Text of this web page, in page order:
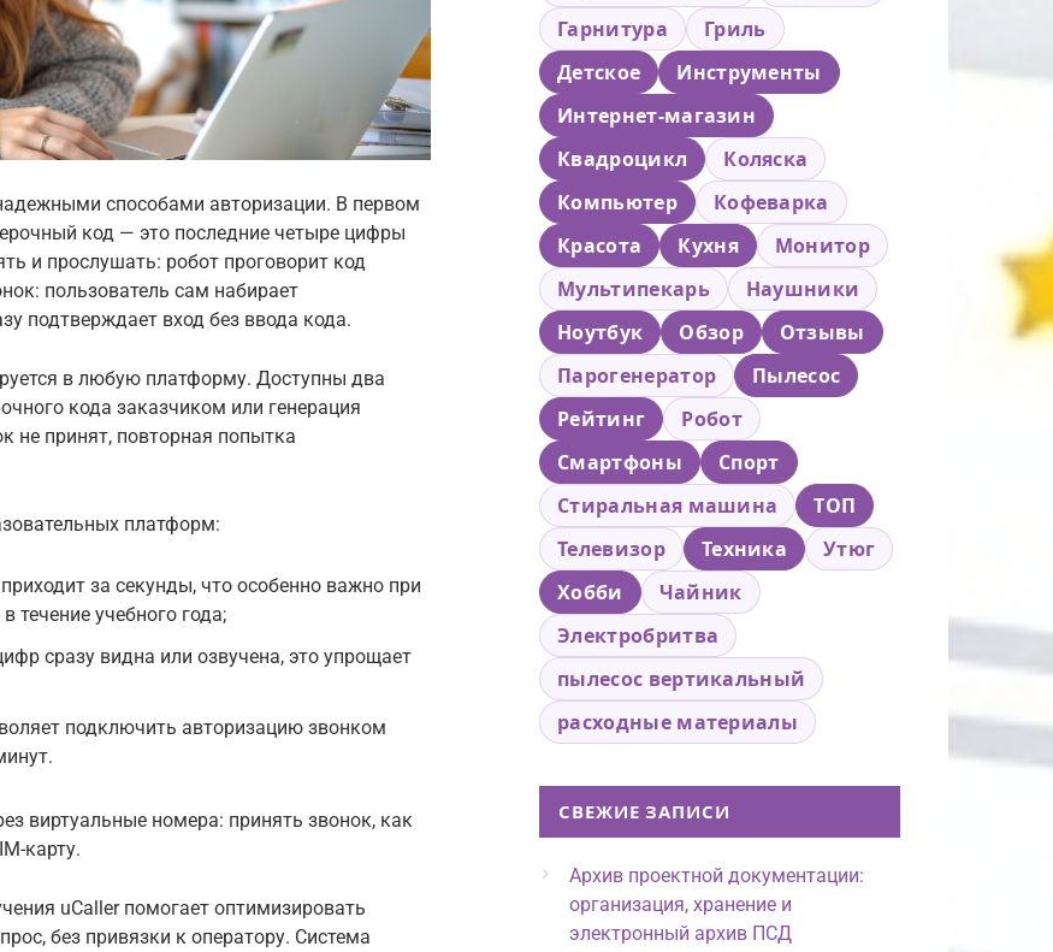
способами авторизации. В первом
код — это последние четыре цифры
и прослушать: робот проговорит код
пользователь сам набирает
подтверждает вход без ввода кода.
в любую платформу. Доступны два
кода заказчиком или генерация
не принят, повторная попытка
платформ:
за секунды, что особенно важно при
течение учебного года;
сразу видна или озвучена, это упрощает
подключить авторизацию звонком
виртуальные номера: принять звонок, как
карту.
uCaller помогает оптимизировать
без привязки к оператору. Система
Гарнитура
Гриль
Детское
Инструменты
Интернет-магазин
Квадроцикл
Коляска
Компьютер
Кофеварка
Красота
Кухня
Монитор
Мультипекарь
Наушники
Ноутбук
Обзор
Отзывы
Парогенератор
Пылесос
Рейтинг
Робот
Смартфоны
Спорт
Стиральная машина
ТОП
Телевизор
Техника
Утюг
Хобби
Чайник
Электробритва
пылесос вертикальный
расходные материалы
СВЕЖИЕ ЗАПИСИ
Архив проектной документации:
организация, хранение и
электронный архив ПСД